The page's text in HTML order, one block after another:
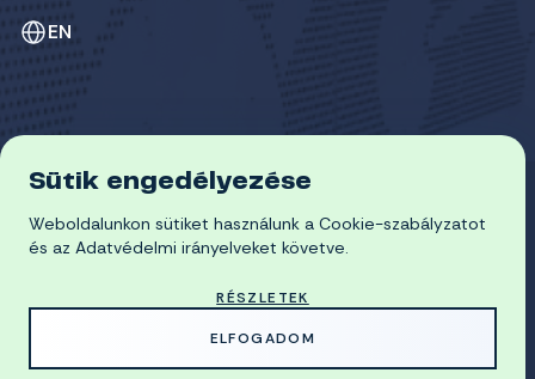
EN
© 2026 Miskolci Egyetem
ADATVÉDELEM
COOKIE-SZABÁLYZAT
Sütik engedélyezése
Weboldalunkon sütiket használunk a Cookie-szabályzatot
és az Adatvédelmi irányelveket követve.
RÉSZLETEK
ELFOGADOM